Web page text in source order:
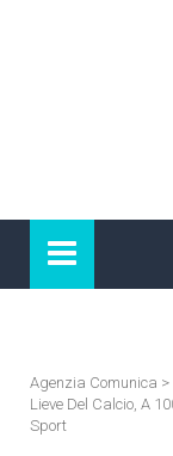
Agenzia Comunica >
Lieve Del Calcio, A
Sport